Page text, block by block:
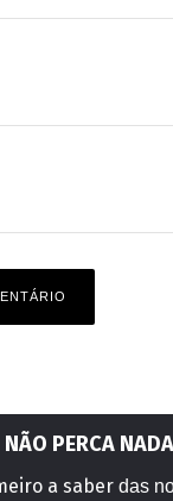
NÃO PERCA NADA
a saber das